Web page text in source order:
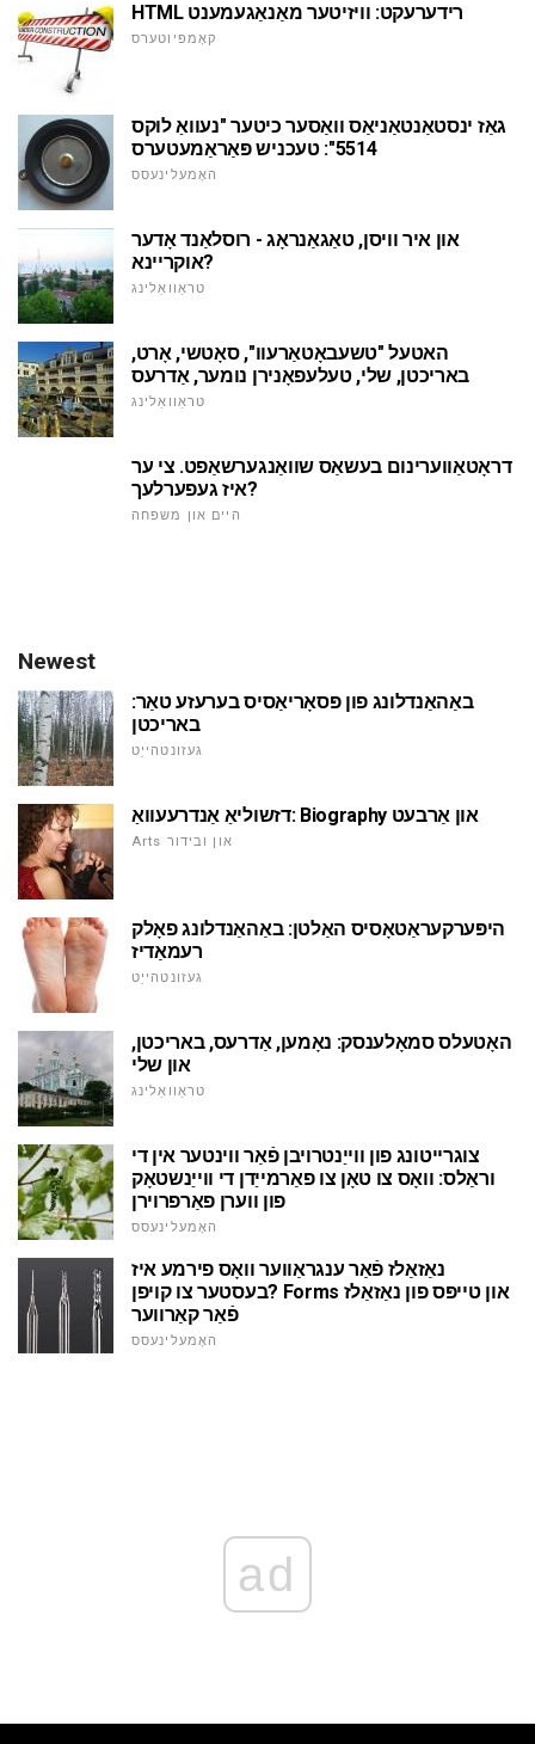
HTML רידערעקט: וויזיטער מאַנאַגעמענט
קאָמפּיוטערס
גאַז ינסטאַנטאַניאַס וואַסער כיטער "נעוואַ לוקס
5514": טעכניש פּאַראַמעטערס
האָמעלינעסס
און איר וויסן, טאַגאַנראָג - רוסלאַנד אָדער
אוקריינא?
טראַוואַלינג
האטעל "טשעבאָטאַרעוו", סאָטשי, אָרט,
באריכטן, שלי, טעלעפאָנירן נומער, אַדרעס
טראַוואַלינג
דראָטאַווערינום בעשאַס שוואַנגערשאַפט. צי ער
איז געפערלעך?
היים און משפּחה
Newest
באַהאַנדלונג פון פּסאָריאַסיס בערעזע טאַר:
באריכטן
געזונטהייַט
דזשוליאַ אַנדרעעוואַ: Biography און אַרבעט
Arts און ובידור
היפּערקעראַטאָסיס האַלטן: באַהאַנדלונג פאָלק
רעמאַדיז
געזונטהייַט
האָטעלס סמאָלענסק: נאָמען, אַדרעס, באריכטן,
און שלי
טראַוואַלינג
צוגרייטונג פון ווייַנטרויבן פֿאַר ווינטער אין די
וראַלס: וואָס צו טאָן צו פאַרמייַדן די ווייַנשטאָק
פון ווערן פאַרפרוירן
האָמעלינעסס
נאַזאַלז פֿאַר ענגראַווער וואָס פירמע איז
בעסטער צו קויפן? Forms און טייפּס פון נאַזאַלז
פֿאַר קאַרווער
האָמעלינעסס
ad